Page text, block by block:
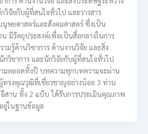
วิจัยกับผู้ที่สนใจทั่วไป และวารสาร
ษยศาสตร์และสังคมศาสตร์ ซึ่งเป็น
น มีวัตถุประสงค์เพื่อเป็นสื่อกลางในการ
มรู้ด้านวิซาการ ด้านงานวิจัย และสิ่ง
กวิชาการ และนักวิจัยกับผู้ที่สนใจทั่วไป
มตลอดทั้งปี บทความทุกบทความจะผ่าน
ทรงคุณวุฒิที่เชี่ยวชาญอย่างน้อย 3 ท่าน
อีสาน ทั้ง 2 ฉบับ ได้รับการประเมินคุณภาพ
ยู่ในฐานข้อมูล